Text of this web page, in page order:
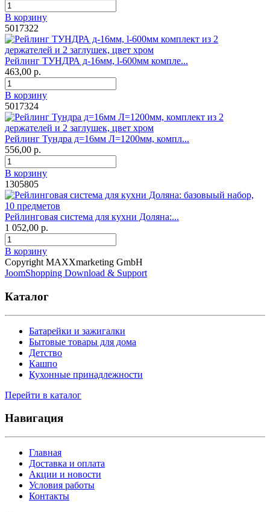
В корзину
5017322
Рейлинг ТУНДРА д-16мм, l-600мм компле...
463,00 р.
В корзину
5017324
Рейлинг Тундра д=16мм Л=1200мм, компл...
556,00 р.
В корзину
1305805
Рейлинговая система для кухни Доляна:...
1 052,00 р.
В корзину
Copyright MAXXmarketing GmbH
JoomShopping Download & Support
Каталог
Батарейки и зажигалки
Бытовые товары для дома
Детство
Кашпо
Кухонные принадлежности
Перейти в каталог
Навигация
Главная
Доставка и оплата
Акции и новости
Условия работы
Контакты